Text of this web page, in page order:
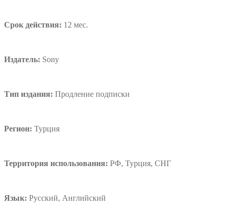
Срок действия: 12 мес.
Издатель: Sony
Тип издания: Продление подписки
Регион: Турция
Территория использования: РФ, Турция, СНГ
Язык: Русский, Английский